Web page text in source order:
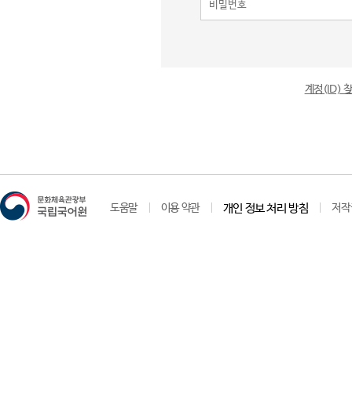
계정(ID)
도움말 이용 약관 개인 정보 처리 방침 저